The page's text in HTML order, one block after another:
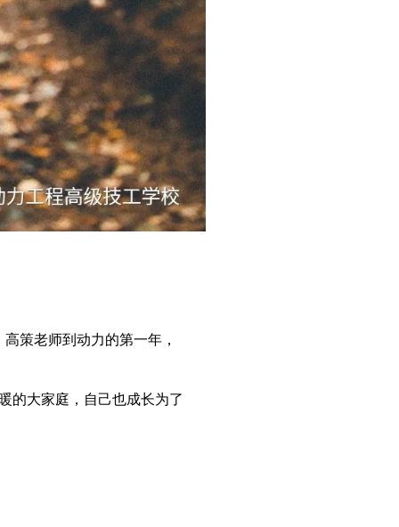
策老师到动力的第一年，
大家庭，自己也成长为了